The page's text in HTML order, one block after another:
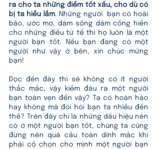
ra cho ta những điểm tốt xấu, cho dù có
bị ta hiểu lầm. Những người  bạn có hoài
bão, ước mơ, dám sống dám cống hiến
cho những điều tử tế thì họ luôn là một
người bạn tốt. Nếu bạn đang có một
người như vậy ở bên, xin chúc mừng
bạn!
Đọc đến đây thì sẽ không có ít người
thắc mắc, vậy kiếm đâu ra một người
bạn toàn vẹn đến vậy? Ta có hoàn hảo
hay không mà đòi hỏi bạn ta nhiều đến
thế? Trên đây chỉ là những dấu hiệu nên
có ở một người bạn tốt, chúng ta cũng
đừng nên quá cầu toàn dính mắc khi
phải cố chọn cho mình một người bạn